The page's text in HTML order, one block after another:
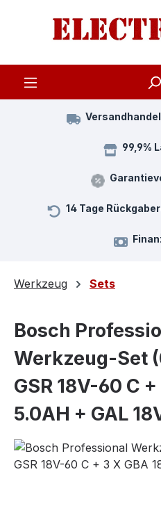
Zum Hauptinhalt springen
99,9%
14 Tage
Werkzeug Sets
Bosch
Werkzeug-Set
GSR 18V-60 C
5.0AH + GAL
Bildergalerie überspringen